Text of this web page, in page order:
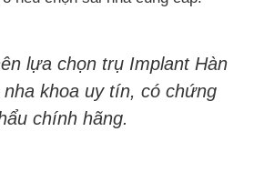
lựa chọn trụ Implant Hàn
nha khoa uy tín, có chứng
chính hãng.